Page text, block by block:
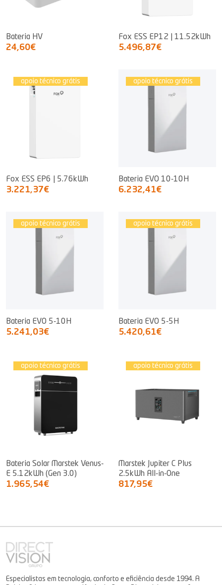
Bateria HV
24,60€
Fox ESS EP12 | 11.52kWh
5.496,87€
apoio técnico grátis
Fox ESS EP6 | 5.76kWh
3.221,37€
apoio técnico grátis
Bateria EVO 10-10H
6.232,41€
apoio técnico grátis
Bateria EVO 5-10H
5.241,03€
apoio técnico grátis
Bateria EVO 5-5H
5.420,61€
apoio técnico grátis
Bateria Solar Marstek Venus-
E 5.12kWh (Gen 3.0)
1.965,54€
apoio técnico grátis
Marstek Jupiter C Plus
2.5kWh All-in-One
817,95€
Especialistas em tecnologia, conforto e eficiência desde 1994. A